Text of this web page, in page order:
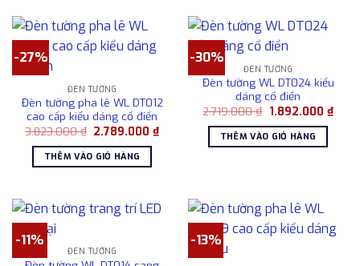
-27%
ĐÈN TƯỜNG
Đèn tường pha lê WL DT012
cao cấp kiểu dáng cổ điển
3.823.000₫ Giá
là:
3.823.000 ₫.
2.789.000₫Giá
hiện
THÊM VÀO GIỎ HÀNG
-30%
ĐÈN TƯỜNG
Đèn tường WL DT024 kiểu
dáng cổ điển
2.719.000₫ Giá
là:
2.719.000 ₫.
1.892.000 ₫Giá
hiện
THÊM VÀO GIỎ HÀNG
-11%
ĐÈN TƯỜNG
-13%